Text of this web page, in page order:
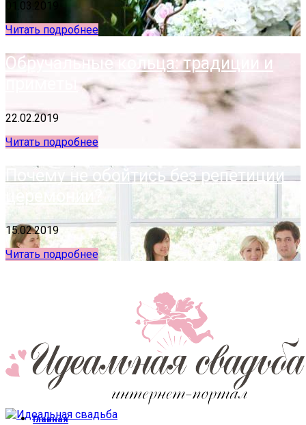
01.03.2019
Читать подробнее
Обручальные кольца: традиции и
приметы
22.02.2019
Читать подробнее
Почему не обойтись без репетиции
церемонии?
15.02.2019
Читать подробнее
Главная